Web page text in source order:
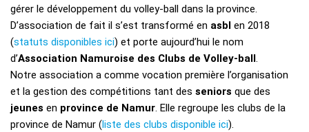
gérer le développement du volley-ball dans la province.
D’association de fait il s’est transformé en asbl en 2018
(statuts disponibles ici) et porte aujourd’hui le nom
d’Association Namuroise des Clubs de Volley-ball.
Notre association a comme vocation première l’organisation
et la gestion des compétitions tant des seniors que des
jeunes en province de Namur. Elle regroupe les clubs de la
province de Namur (liste des clubs disponible ici).